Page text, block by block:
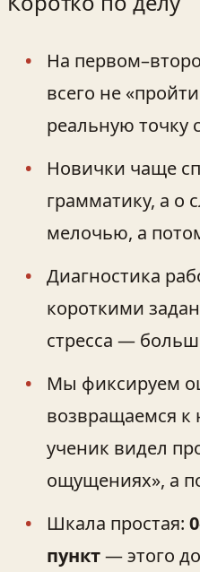
На
всего не
реальную точку
Новички чаще
грамматику, а о
мелочью, а
Диагностика
короткими
стресса —
Мы фиксируем
возвращаемся к
ученик видел
ощущениях», а
Шкала простая:
пункт— этого